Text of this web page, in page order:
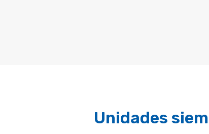
Unidades